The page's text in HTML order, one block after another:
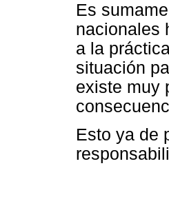
Es
nacionales
a la
situación
existe muy
Esto ya de